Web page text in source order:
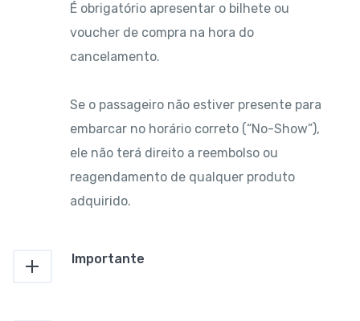
É obrigatório apresentar o bilhete ou
voucher de compra na hora do
cancelamento.
Se o passageiro não estiver presente para
embarcar no horário correto (“No-Show”),
ele não terá direito a reembolso ou
reagendamento de qualquer produto
adquirido.
Importante